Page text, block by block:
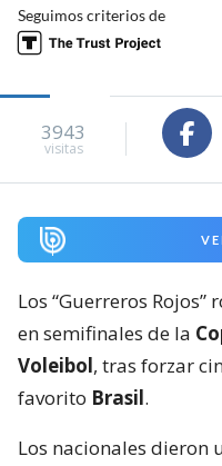
Seguimos criterios de
3943
visitas
Los “Guerreros Rojos”
en semifinales de la
Voleibol, tras forzar
favorito Brasil.
Los nacionales dieron